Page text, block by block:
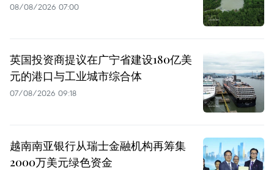
08/08/2026 07:00
英国投资商提议在广宁省建设180亿美
元的港口与工业城市综合体
07/08/2026 09:18
越南南亚银行从瑞士金融机构再筹集
2000万美元绿色资金